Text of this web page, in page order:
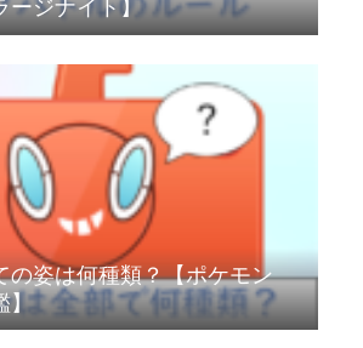
ージナイト】
の姿は何種類？【ポケモン
】